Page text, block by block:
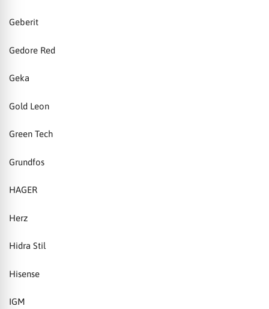
Geberit
Gedore Red
Geka
Gold Leon
Green Tech
Grundfos
HAGER
Herz
Hidra Stil
Hisense
IGM